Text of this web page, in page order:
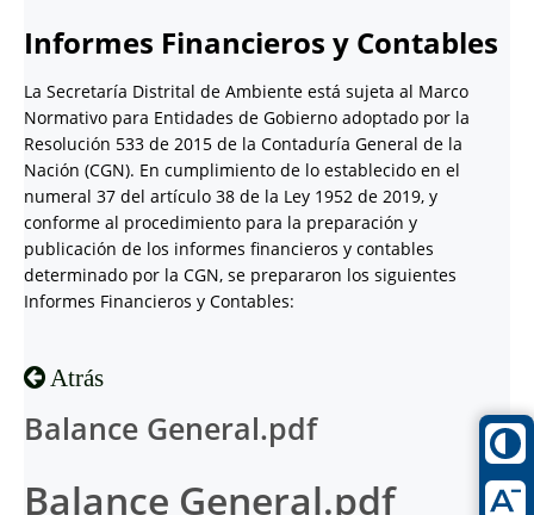
Informes Financieros y Contables
La Secretaría Distrital de Ambiente está sujeta al Marco
Normativo para Entidades de Gobierno adoptado por la
Resolución 533 de 2015 de la Contaduría General de la
Nación (CGN). En cumplimiento de lo establecido en el
numeral 37 del artículo 38 de la Ley 1952 de 2019, y
conforme al procedimiento para la preparación y
publicación de los informes financieros y contables
determinado por la CGN, se prepararon los siguientes
Informes Financieros y Contables:
Atrás
Balance General.pdf
Balance General.pdf